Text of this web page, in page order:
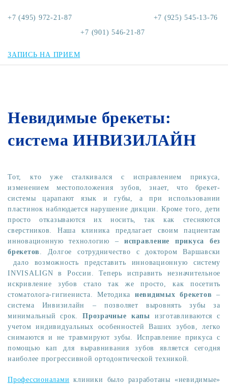
+7 (495) 972-21-87
+7 (925) 545-13-76
+7 (901) 546-21-87
ЗАПИСЬ НА ПРИЕМ
Невидимые брекеты:
система ИНВИЗИЛАЙН
Тот, кто уже сталкивался с исправлением прикуса,
изменением местоположения зубов, знает, что брекет-
системы царапают язык и губы, а при использовании
пластинок наблюдается нарушение дикции. Кроме того, дети
просто отказываются их носить, так как стесняются
сверстников. Наша клиника предлагает своим пациентам
инновационную технологию – исправление прикуса без
брекетов . Долгое сотрудничество с доктором Варшавски
дало возможность представить инновационную систему
INVISALIGN в России. Теперь исправить незначительное
искривление зубов стало так же просто, как посетить
стоматолога-гигиениста. Методика невидимых брекетов –
система Инвизилайн – позволяет выровнять зубы за
минимальный срок.Прозрачные капы изготавливаются с
учетом индивидуальных особенностей Ваших зубов, легко
снимаются и не травмируют зубы. Исправление прикуса с
помощью кап для выравнивания зубов является сегодня
наиболее прогрессивной ортодонтической техникой.
Профессионалами клиники было разработаны «невидимые»